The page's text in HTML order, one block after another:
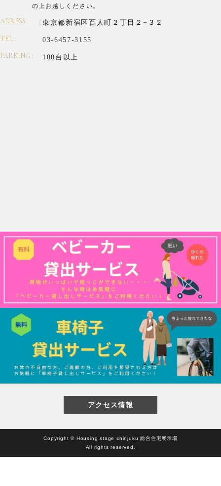
アクセス情報
の上お越しください。
ADRESS : 東京都新宿区百人町２丁目２−３２
TEL : 03-6457-3155
PARKING : 100台以上
Copyright © Housing stage shinjuku 総合住宅展示場
All rights reserved.